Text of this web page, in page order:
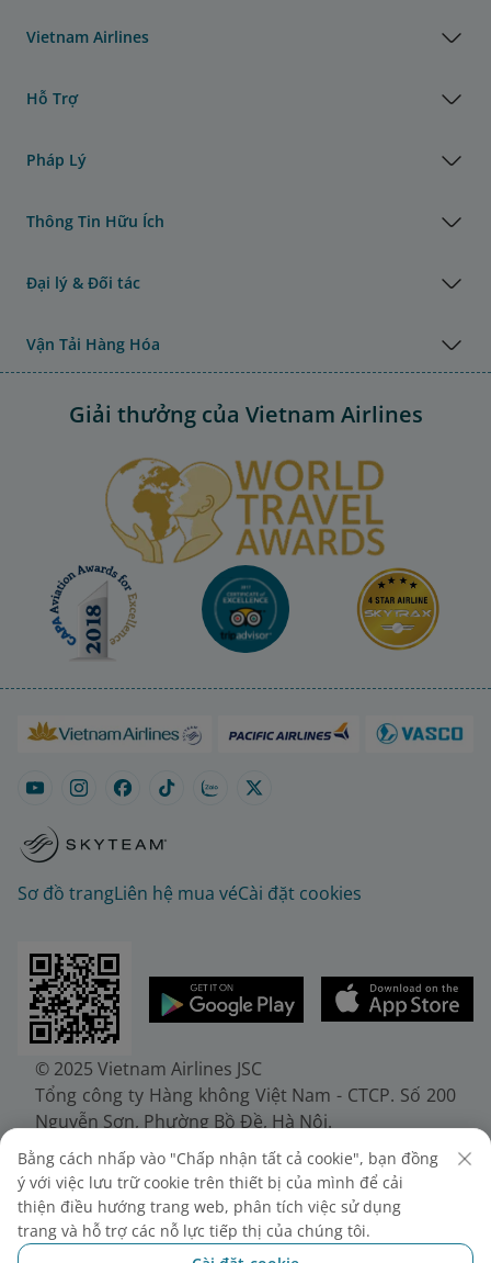
Vietnam Airlines
Hỗ Trợ
Pháp Lý
Thông Tin Hữu Ích
Đại lý & Đối tác
Vận Tải Hàng Hóa
Giải thưởng của Vietnam Airlines
Sơ đồ trangLiên hệ mua véCài đặt cookies
© 2025 Vietnam Airlines JSC
Tổng công ty Hàng không Việt Nam - CTCP. Số 200
Nguyễn Sơn, Phường Bồ Đề, Hà Nội.
Điện thoại: (+84-24) 38272289. Fax: (+84-24)
38722375
Giấy chứng nhận đăng ký doanh nghiệp, mã số
doanh nghiệp 0100107518, đăng ký lần đầu ngày
30/6/2010, đăng ký thay đổi lần thứ 10 ngày
Bằng cách nhấp vào "Chấp nhận tất cả cookie", bạn đồng
ý với việc lưu trữ cookie trên thiết bị của mình để cải
thiện điều hướng trang web, phân tích việc sử dụng
trang và hỗ trợ các nỗ lực tiếp thị của chúng tôi.